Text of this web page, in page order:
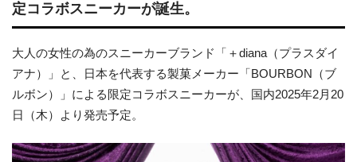
定コラボスニーカーが誕生。
大人の女性の為のスニーカーブランド「＋diana（プラスダイ
アナ）」と、日本を代表する製菓メーカー「BOURBON（ブ
ルボン）」による限定コラボスニーカーが、国内2025年2月20
日（木）より発売予定。